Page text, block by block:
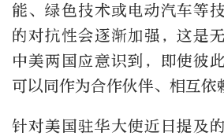
能、绿色技术或电动汽车等
的对抗性会逐渐加强，这是
中美两国应意识到，即使彼
可以同作为合作伙伴、相互依
针对美国驻华大使近日提及